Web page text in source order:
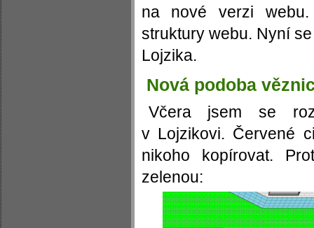
na nové verzi
struktury webu. Nyní
Lojzika.
Nová podoba
Včera jsem se
v Lojzikovi. Červené
nikoho kopírovat.
zelenou: